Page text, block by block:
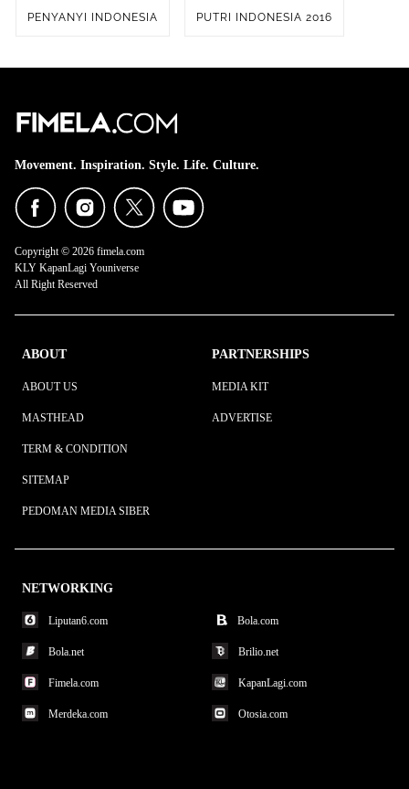
PENYANYI INDONESIA PUTRI INDONESIA 2016
Movement. Inspiration. Style. Life. Culture.
Copyright © 2026 fimela.com
KLY KapanLagi Youniverse
All Right Reserved
ABOUT
ABOUT US
MASTHEAD
TERM & CONDITION
SITEMAP
PEDOMAN MEDIA SIBER
PARTNERSHIPS
MEDIA KIT
ADVERTISE
NETWORKING
Liputan6.com Bola.com
Bola.net Brilio.net
Fimela.com KapanLagi.com
Merdeka.com Otosia.com